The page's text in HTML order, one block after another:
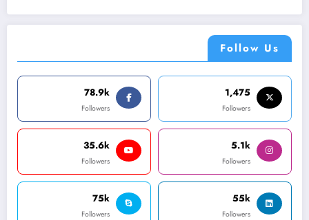
Follow Us
1,475
Followers
78.9k
Followers
5.1k
Followers
35.6k
Followers
55k
Followers
75k
Followers